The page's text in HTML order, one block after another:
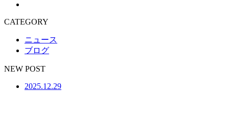
CATEGORY
ニュース
ブログ
NEW POST
2025.12.29